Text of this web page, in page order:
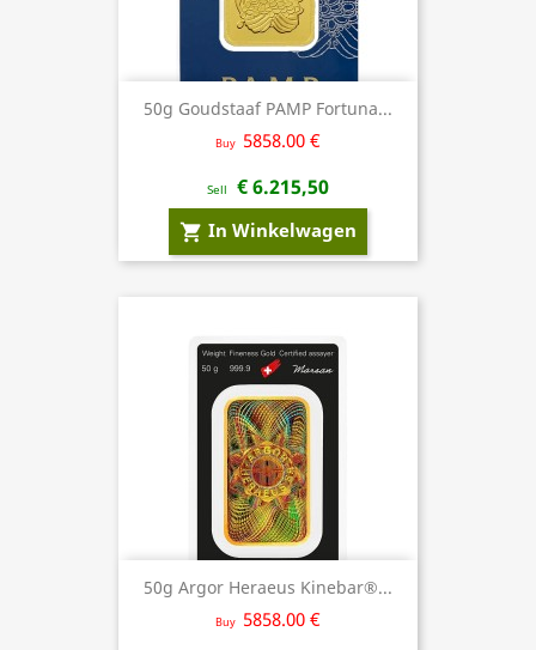
50g Goudstaaf PAMP Fortuna...
Buy 5858.00 €
Sell € 6.215,50
shopping_cart In Winkelwagen
50g Argor Heraeus Kinebar®...
Buy 5858.00 €